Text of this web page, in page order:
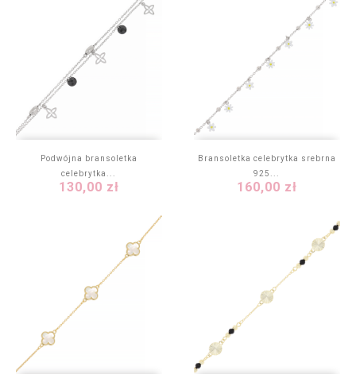
Podwójna bransoletka
celebrytka...
Cena
130,00 zł
Bransoletka celebrytka srebrna
925...
Cena
160,00 zł